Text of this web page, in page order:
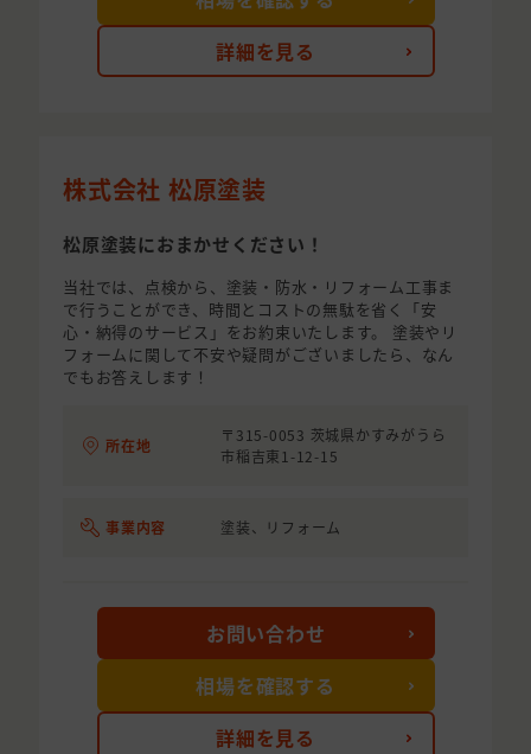
詳細を見る
株式会社 松原塗装
松原塗装におまかせください！
当社では、点検から、塗装・防水・リフォーム工事ま
で行うことができ、時間とコストの無駄を省く「安
心・納得のサービス」をお約束いたします。 塗装やリ
フォームに関して不安や疑問がございましたら、なん
でもお答えします！
所在地
〒315-0053 茨城県かすみがうら
市稲吉東1-12-15
事業内容 塗装、リフォーム
詳細を見る
お問い合わせ
相場を確認する